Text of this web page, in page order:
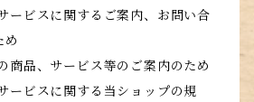
ービスに関するご案内、お問い合
め
商品、サービス等のご案内のため
ービスに関する当ショップの規